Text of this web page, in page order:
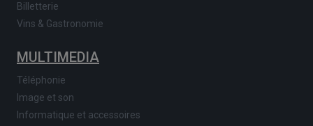
Billetterie
Vins & Gastronomie
MULTIMEDIA
Téléphonie
Image et son
Informatique et accessoires